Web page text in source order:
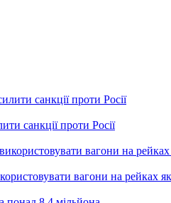
санкції проти Росії
вагони на рейках як